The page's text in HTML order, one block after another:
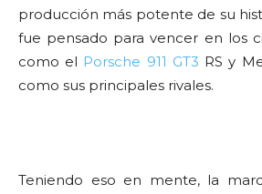
producción más potente de su
fue pensado para vencer en los
como el Porsche 911 GT3 RS y
como sus principales rivales.
Teniendo eso en mente, la